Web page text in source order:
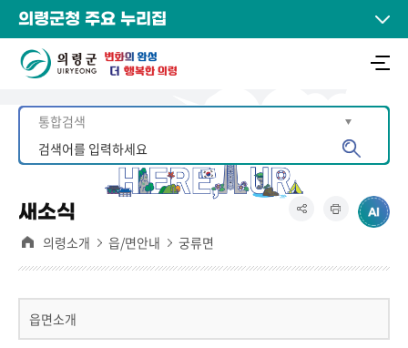
의령군청 주요 누리집
새소식
의령소개 읍/면안내 궁류면
읍면소개